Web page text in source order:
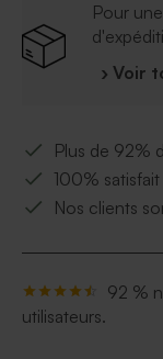
Pour
› Voir
Plus de 92%
100%
Nos clients
92 %
utilisateurs.